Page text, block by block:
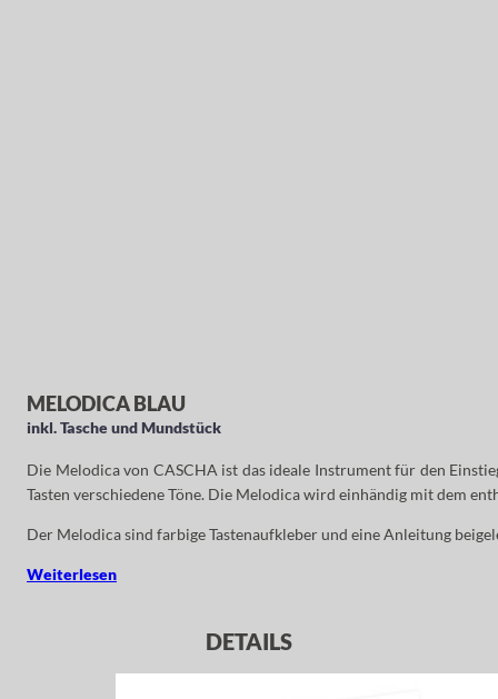
MELODICA BLAU
inkl. Tasche und Mundstück
Die Melodica von CASCHA ist das ideale Instrument für den
Tasten verschiedene Töne. Die Melodica wird einhändig mit dem
Der Melodica sind farbige Tastenaufkleber und eine Anleitung
Weiterlesen
DETAILS